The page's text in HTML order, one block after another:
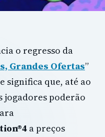
o regresso da
Grandes Ofertas”
significa que, até ao
jogadores poderão
a preços